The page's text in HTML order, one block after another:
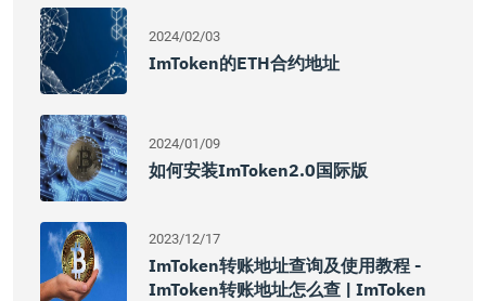
2024/02/03
ImToken的ETH合约地址
2024/01/09
如何安装imToken2.0国际版
2023/12/17
ImToken转账地址查询及使用教程 -
ImToken转账地址怎么查 | ImToken